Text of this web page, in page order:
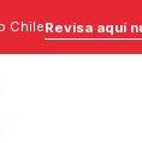
ChileRevisa aquí